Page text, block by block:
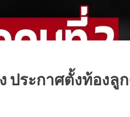
ประกาศตั้งท้องลู